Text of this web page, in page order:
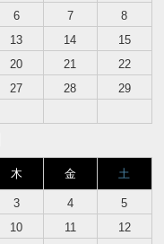
6 7
8
13 14
15
20 21
22
27 28
29
木 金 土
3 4
5
10 11 12